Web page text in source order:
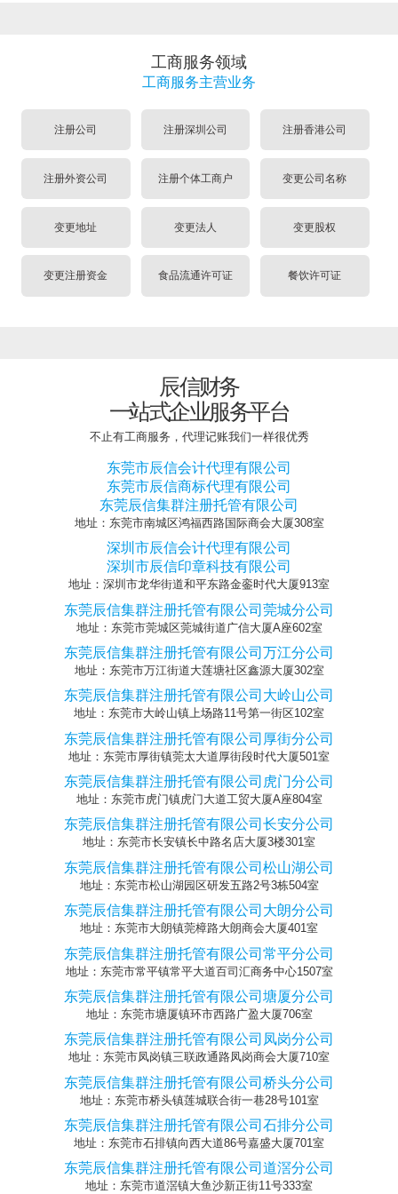
工商服务领域
工商服务主营业务
注册公司 注册深圳公司 注册香港公司
注册外资公司 注册个体工商户 变更公司名称
变更地址 变更法人 变更股权
变更注册资金 食品流通许可证 餐饮许可证
辰信财务
一站式企业服务平台
不止有工商服务，代理记账我们一样很优秀
东莞市辰信会计代理有限公司
东莞市辰信商标代理有限公司
东莞辰信集群注册托管有限公司
地址：东莞市南城区鸿福西路国际商会大厦308室
深圳市辰信会计代理有限公司
深圳市辰信印章科技有限公司
地址：深圳市龙华街道和平东路金銮时代大厦913室
东莞辰信集群注册托管有限公司莞城分公司
地址：东莞市莞城区莞城街道广信大厦A座602室
东莞辰信集群注册托管有限公司万江分公司
地址：东莞市万江街道大莲塘社区鑫源大厦302室
东莞辰信集群注册托管有限公司大岭山公司
地址：东莞市大岭山镇上场路11号第一街区102室
东莞辰信集群注册托管有限公司厚街分公司
地址：东莞市厚街镇莞太大道厚街段时代大厦501室
东莞辰信集群注册托管有限公司虎门分公司
地址：东莞市虎门镇虎门大道工贸大厦A座804室
东莞辰信集群注册托管有限公司长安分公司
地址：东莞市长安镇长中路名店大厦3楼301室
东莞辰信集群注册托管有限公司松山湖公司
地址：东莞市松山湖园区研发五路2号3栋504室
东莞辰信集群注册托管有限公司大朗分公司
地址：东莞市大朗镇莞樟路大朗商会大厦401室
东莞辰信集群注册托管有限公司常平分公司
地址：东莞市常平镇常平大道百司汇商务中心1507室
东莞辰信集群注册托管有限公司塘厦分公司
地址：东莞市塘厦镇环市西路广盈大厦706室
东莞辰信集群注册托管有限公司凤岗分公司
地址：东莞市凤岗镇三联政通路凤岗商会大厦710室
东莞辰信集群注册托管有限公司桥头分公司
地址：东莞市桥头镇莲城联合街一巷28号101室
东莞辰信集群注册托管有限公司石排分公司
地址：东莞市石排镇向西大道86号嘉盛大厦701室
东莞辰信集群注册托管有限公司道滘分公司
地址：东莞市道滘镇大鱼沙新正街11号333室